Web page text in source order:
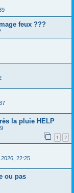
feux ???
la pluie HELP
1 2
2026, 22:25
ou pas